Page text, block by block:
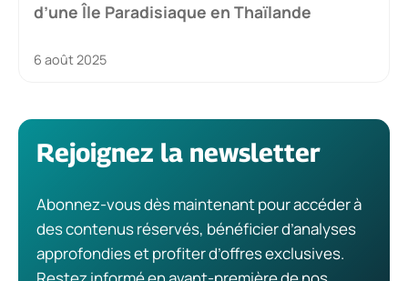
d’une Île Paradisiaque en Thaïlande
6 août 2025
Rejoignez la newsletter
Abonnez-vous dès maintenant pour accéder à
des contenus réservés, bénéficier d’analyses
approfondies et profiter d’offres exclusives.